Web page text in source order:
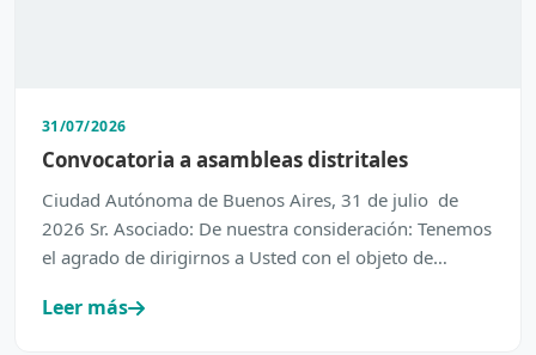
31/07/2026
Convocatoria a asambleas distritales
Ciudad Autónoma de Buenos Aires, 31 de julio de
2026 Sr. Asociado: De nuestra consideración: Tenemos
el agrado de dirigirnos a Usted con el objeto de
Leer más